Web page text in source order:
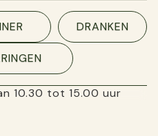
DRANKEN
10.30 tot 15.00 uur